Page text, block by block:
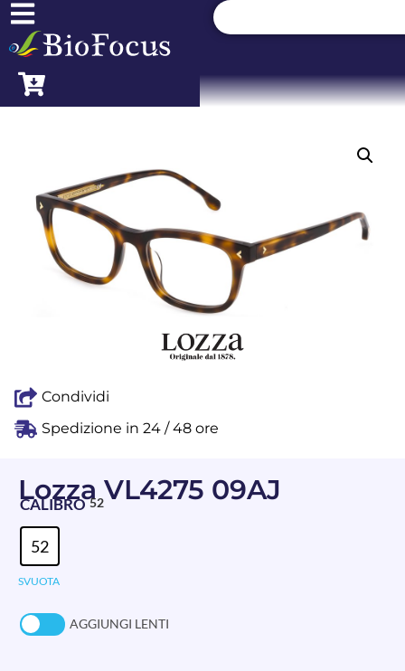
Condividi
Spedizione in 24 / 48 ore
Lozza VL4275 09AJ
CALIBRO 52
52
SVUOTA
AGGIUNGI LENTI